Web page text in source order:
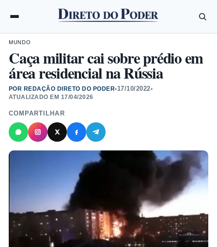
MUNDO
Caça militar cai sobre prédio em
área residencial na Rússia
POR REDAÇÃO DIRETO DO PODER•17/10/2022•
ATUALIZADO EM 17/04/2026
COMPARTILHAR